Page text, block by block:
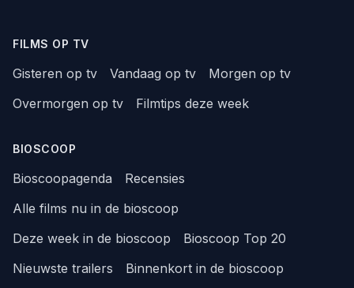
FILMS OP TV
Gisteren op tv Vandaag op tv
Morgen op tv
Overmorgen op tv
Filmtips deze week
BIOSCOOP
Bioscoopagenda
Recensies
Alle films nu in de bioscoop
Deze week in de bioscoop
Bioscoop Top 20
Nieuwste trailers
Binnenkort in de bioscoop